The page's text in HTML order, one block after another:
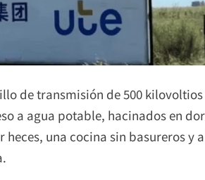
de transmisión de 500
a agua potable, hacinados en
una cocina sin basureros y